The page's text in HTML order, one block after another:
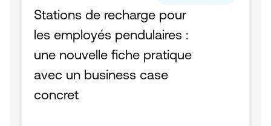
Stations de recharge pour
les employés pendulaires :
une nouvelle fiche pratique
avec un business case
concret